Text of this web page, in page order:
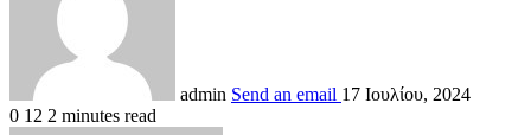
admin Send an email 17 Ιουλίου, 2024
0 12 2 minutes read